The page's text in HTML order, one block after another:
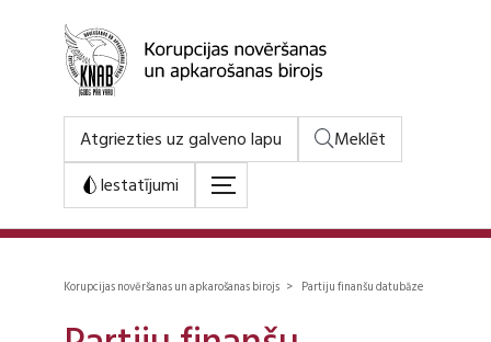
Atgriezties uz galveno lapu
Meklēt
Iestatījumi
Korupcijas novēršanas un apkarošanas birojs > Partiju finanšu datubāze